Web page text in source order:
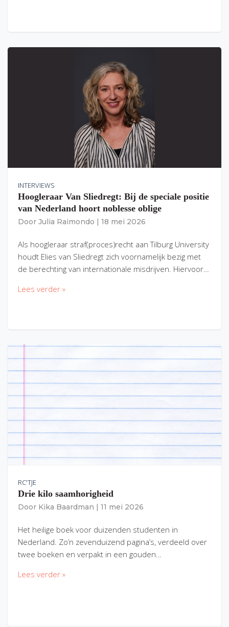
INTERVIEWS
Hoogleraar Van Sliedregt: Bij de speciale positie
van Nederland hoort noblesse oblige
Door Julia Raimondo 18 mei 2026
Als hoogleraar straf(proces)recht aan Tilburg University
houdt Elies van Sliedregt zich voornamelijk bezig met
de berechting van internationale misdrijven. Hiervoor…
Lees verder »
RC'TJE
Drie kilo saamhorigheid
Door Kika Baardman 11 mei 2026
Het heilige boek voor duizenden studenten in
Nederland. Zo’n zevenduizend pagina’s, verdeeld over
twee boeken en verpakt in een gouden…
Lees verder »